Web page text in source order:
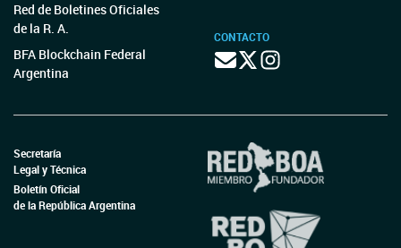
Red de Boletines Oficiales
de la R. A.
BFA Blockchain Federal
Argentina
CONTACTO
Secretaría
Legal y Técnica
Boletín Oficial
de la República Argentina